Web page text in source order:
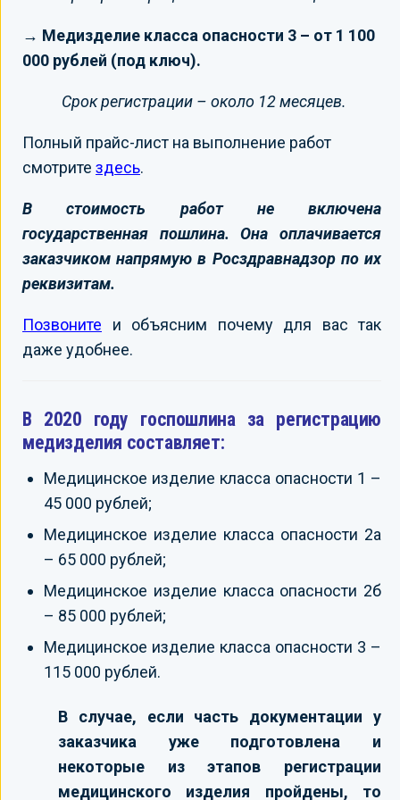
→ Медизделие класса опасности 3 – от 1 100
000 рублей (под ключ).
Срок регистрации – около 12 месяцев.
Полный прайс-лист на выполнение работ
смотрите здесь.
В стоимость работ не включена
государственная пошлина. Она оплачивается
заказчиком напрямую в Росздравнадзор по их
реквизитам.
Позвоните и объясним почему для вас так
даже удобнее.
В 2020 году госпошлина за регистрацию
медизделия составляет:
Медицинское изделие класса опасности 1 –
45 000 рублей;
Медицинское изделие класса опасности 2а
– 65 000 рублей;
Медицинское изделие класса опасности 2б
– 85 000 рублей;
Медицинское изделие класса опасности 3 –
115 000 рублей.
В случае, если часть документации у
заказчика уже подготовлена и
некоторые из этапов регистрации
медицинского изделия пройдены, то